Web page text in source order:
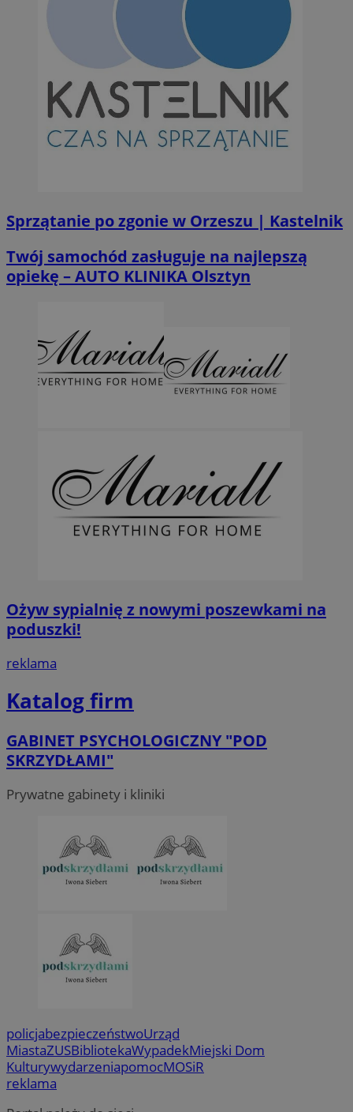
Sprzątanie po zgonie w Orzeszu | Kastelnik
Twój samochód zasługuje na najlepszą
opiekę – AUTO KLINIKA Olsztyn
Ożyw sypialnię z nowymi poszewkami na
poduszki!
reklama
Katalog firm
GABINET PSYCHOLOGICZNY "POD
SKRZYDŁAMI"
Prywatne gabinety i kliniki
policjabezpieczeństwoUrząd
MiastaZUSBibliotekaWypadekMiejski Dom
KulturywydarzeniapomocMOSiR
reklama